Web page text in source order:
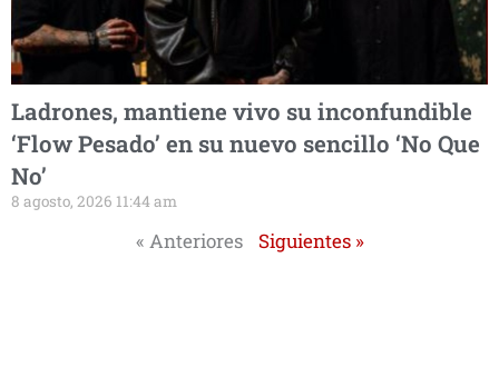
Ladrones, mantiene vivo su inconfundible
‘Flow Pesado’ en su nuevo sencillo ‘No Que
No’
8 agosto, 2026 11:44 am
« Anteriores Siguientes »